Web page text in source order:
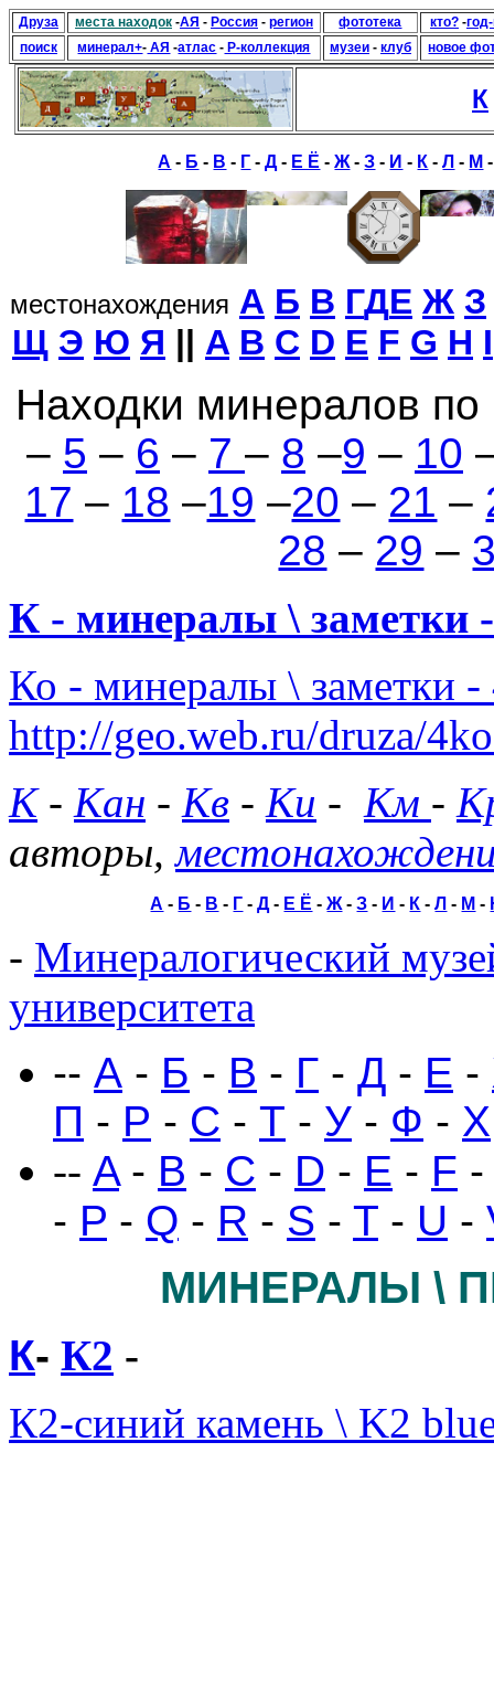
Друза места находок -АЯ - Россия - регион фототека кто? -
поиск
минерал+- АЯ -атлас - Р-коллекция музеи - клуб новое
К
А - Б - В - Г -Д- Е Ё -Ж -З - И - К -Л - М
местонахождения А Б В ГДЕ Ж З
Щ Э Ю Я || A B C D E F G H I
Находки минералов
– 5 – 6 – 7 – 8 –9 – 10
17 – 18 –19 –20 – 21 –
28 – 29 –
К - минералы \ заметки
Ко - минералы \ заметки
http://geo.web.ru/druza/
К- Кан - Кв - Ки - Км -
авторы,
А - Б - В - Г -Д- Е Ё -Ж -З - И - К -Л - М -
- Минералогический
университета
-- А - Б - В - Г - Д - Е -
П - Р - С - Т - У - Ф - Х
-- A- B - C - D - E - F
- P - Q - R - S - T - U -
МИНЕРАЛЫ \
К- К2 -
К2-синий камень \ K2